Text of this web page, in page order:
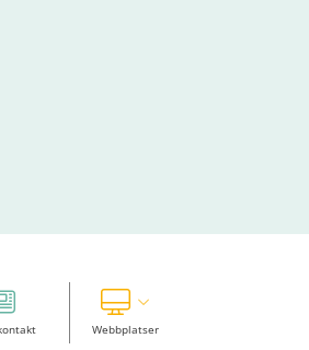
WebbplatserVisa våra andra webbplatser